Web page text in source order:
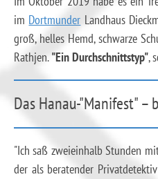
im Dortmunder Landhaus
groß, helles Hemd, schwarze
Rathjen."Ein Durchschnittstyp",
Das Hanau-"Manifest"
"Ich saß zweieinhalb Stunden
der als beratender